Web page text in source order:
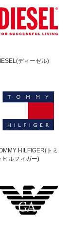
ディーゼル)
HILFIGER(トミ
ヒルフィガー)